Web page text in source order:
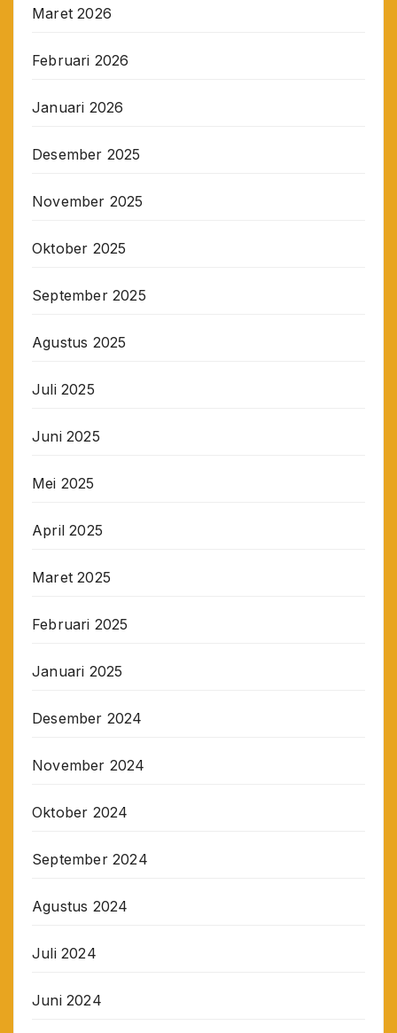
Maret 2026
Februari 2026
Januari 2026
Desember 2025
November 2025
Oktober 2025
September 2025
Agustus 2025
Juli 2025
Juni 2025
Mei 2025
April 2025
Maret 2025
Februari 2025
Januari 2025
Desember 2024
November 2024
Oktober 2024
September 2024
Agustus 2024
Juli 2024
Juni 2024